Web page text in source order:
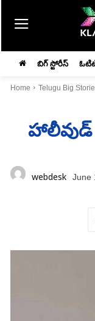
బిగ్ స్టోరీస్
Home Telugu Big
webdesk June